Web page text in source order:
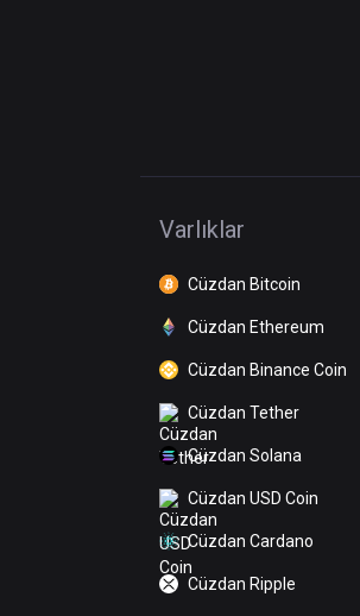
Varlıklar
Cüzdan Bitcoin
Cüzdan Ethereum
Cüzdan Binance Coin
Cüzdan Tether
Cüzdan Solana
Cüzdan USD Coin
Cüzdan Cardano
Cüzdan Ripple